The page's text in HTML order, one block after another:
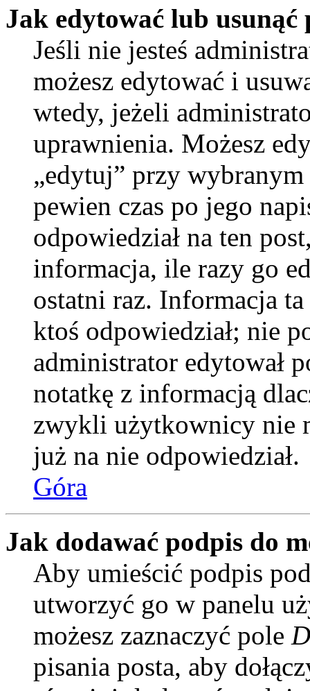
Jak edytować lub usunąć
Jeśli nie jesteś
możesz edytować i
wtedy, jeżeli
uprawnienia. Możesz
„edytuj” przy
pewien czas po jego
odpowiedział na ten
informacja, ile razy go
ostatni raz. Informacja
ktoś odpowiedział; nie
administrator edytował
notatkę z informacją
zwykli użytkownicy nie
już na nie odpowiedział.
Góra
Jak dodawać podpis do
Aby umieścić podpis
utworzyć go w panelu
możesz zaznaczyć pole
pisania posta, aby